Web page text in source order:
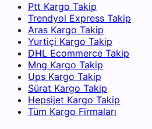
Ptt Kargo Takip
Trendyol Express Takip
Aras Kargo Takip
Yurtiçi Kargo Takip
DHL Ecommerce Takip
Mng Kargo Takip
Ups Kargo Takip
Sürat Kargo Takip
Hepsijet Kargo Takip
Tüm Kargo Firmaları